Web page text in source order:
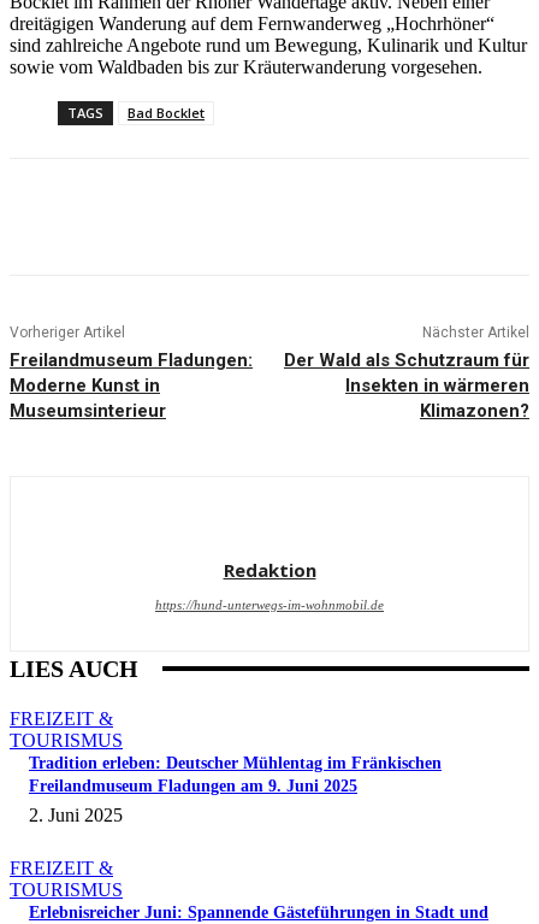
dreitägigen Wanderung auf dem Fernwanderweg „Hochrhöner“
sind zahlreiche Angebote rund um Bewegung, Kulinarik und Kultur
sowie vom Waldbaden bis zur Kräuterwanderung vorgesehen.
TAGS Bad Bocklet
Vorheriger Artikel
Freilandmuseum Fladungen:
Moderne Kunst in
Museumsinterieur
Nächster Artikel
Der Wald als Schutzraum für
Insekten in wärmeren
Klimazonen?
Redaktion
https://hund-unterwegs-im-wohnmobil.de
LIES AUCH
FREIZEIT &
TOURISMUS
Tradition erleben: Deutscher Mühlentag im Fränkischen
Freilandmuseum Fladungen am 9. Juni 2025
2. Juni 2025
FREIZEIT &
TOURISMUS
Erlebnisreicher Juni: Spannende Gästeführungen in Stadt und